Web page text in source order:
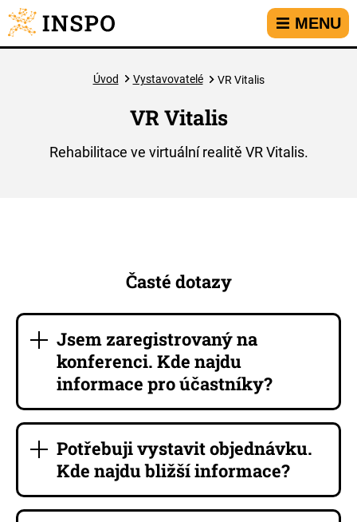
Přejít na hlavní menu
Přejít na obsah
Přejít na kontakt
MENU
Úvod Vystavovatelé VR Vitalis
VR Vitalis
Rehabilitace ve virtuální realitě VR Vitalis.
Časté dotazy
Jsem zaregistrovaný na
konferenci. Kde najdu
informace pro účastníky?
Potřebuji vystavit objednávku.
Kde najdu bližší informace?